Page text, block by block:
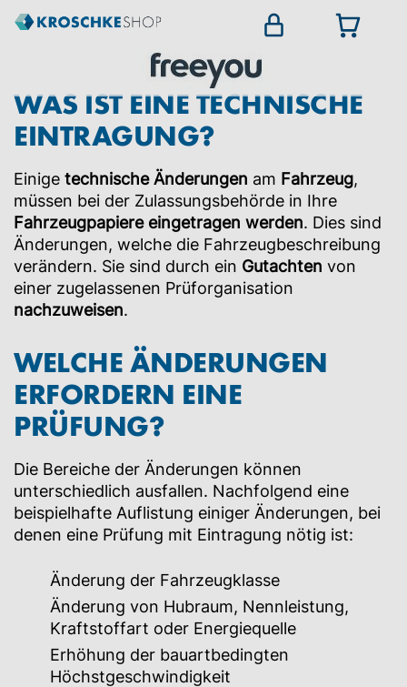
WAS IST EINE TECHNISCHE
EINTRAGUNG?
Einige technische Änderungen am Fahrzeug,
müssen bei der Zulassungsbehörde in Ihre
Fahrzeugpapiere eingetragen werden. Dies sind
Änderungen, welche die Fahrzeugbeschreibung
verändern. Sie sind durch ein Gutachten von
einer zugelassenen Prüforganisation
nachzuweisen.
WELCHE ÄNDERUNGEN
ERFORDERN EINE
PRÜFUNG?
Die Bereiche der Änderungen können
unterschiedlich ausfallen. Nachfolgend eine
beispielhafte Auflistung einiger Änderungen, bei
denen eine Prüfung mit Eintragung nötig ist:
Änderung der Fahrzeugklasse
Änderung von Hubraum, Nennleistung,
Kraftstoffart oder Energiequelle
Erhöhung der bauartbedingten
Höchstgeschwindigkeit